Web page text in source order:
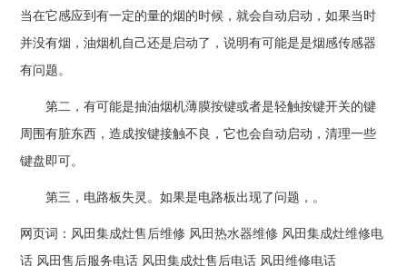
当在它感应到有一定的量的烟的时候，就会自动启动，如果当时
并没有烟，油烟机自己还是启动了，说明有可能是是烟感传感器
有问题。
第二，有可能是抽油烟机薄膜按键或者是轻触按键开关的键
周围有脏东西，造成按键接触不良，它也会自动启动，清理一些
键盘即可。
第三，电路板失灵。如果是电路板出现了问题，。
网页词： 风田集成灶售后维修 风田热水器维修 风田集成灶维修电
话 风田售后服务电话 风田集成灶售后电话 风田维修电话